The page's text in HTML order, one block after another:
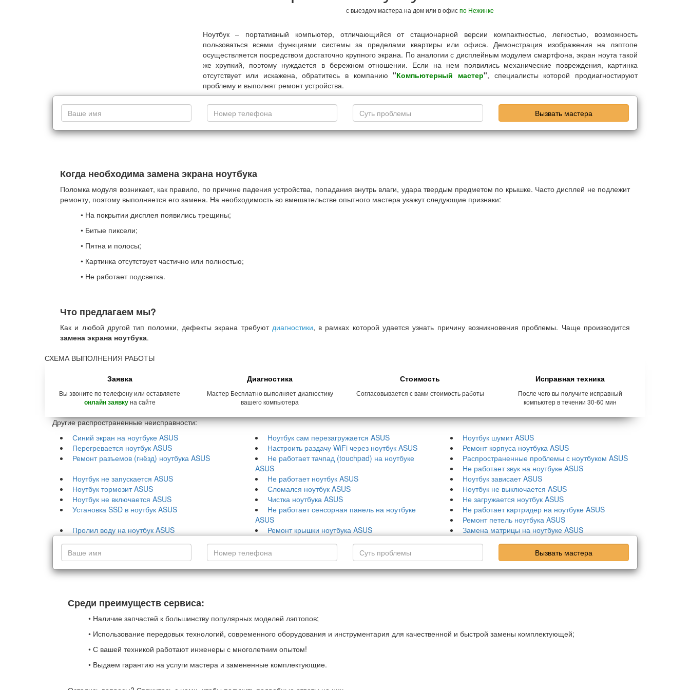
с выездом мастера на дом или в офиспо Нежинке
Ноутбук – портативный компьютер, отличающийся от стационарной версии компактностью, легкостью, возможность
пользоваться всеми функциями системы за пределами квартиры или офиса. Демонстрация изображения на лэптопе
осуществляется посредством достаточно крупного экрана. По аналогии с дисплейным модулем смартфона, экран ноута такой
же хрупкий, поэтому нуждается в бережном отношении. Если на нем появились механические повреждения, картинка
отсутствует или искажена, обратитесь в компанию"Компьютерный мастер", специалисты которой продиагностируют
проблему и выполнят ремонт устройства.
Вызвать мастера
Когда необходима замена экрана ноутбука
Поломка модуля возникает, как правило, по причине падения устройства, попадания внутрь влаги, удара твердым предметом по крышке. Часто дисплей не подлежит
ремонту, поэтому выполняется его замена. На необходимость во вмешательстве опытного мастера укажут следующие признаки:
• На покрытии дисплея появились трещины;
• Битые пиксели;
• Пятна и полосы;
• Картинка отсутствует частично или полностью;
• Не работает подсветка.
Что предлагаем мы?
Как и любой другой тип поломки, дефекты экрана требуют диагностики, в рамках которой удается узнать причину возникновения проблемы. Чаще производится
замена экрана ноутбука.
СХЕМА ВЫПОЛНЕНИЯ РАБОТЫ
Заявка
Вы звоните по телефону или оставляете
онлайн заявкуна сайте
Диагностика
Мастер Бесплатно выполняет диагностику
вашего компьютера
Стоимость
Согласовывается с вами стоимость работы
Исправная техника
После чего вы получите исправный
компьютер в течении 30-60 мин
Другие распространенные неисправности:
Синий экран на ноутбуке ASUS
Ноутбук сам перезагружается ASUS
Ноутбук шумит ASUS
Перегревается ноутбук ASUS
Настроить раздачу WiFi через ноутбук ASUS
Ремонт корпуса ноутбука ASUS
Ремонт разъемов (гнёзд) ноутбука ASUS
Не работает тачпад (touchpad) на ноутбуке
ASUS
Распространенные проблемы с ноутбуком ASUS
Не работает звук на ноутбуке ASUS
Ноутбук не запускается ASUS
Не работает ноутбук ASUS
Ноутбук зависает ASUS
Ноутбук тормозит ASUS
Сломался ноутбук ASUS
Ноутбук не выключается ASUS
Ноутбук не включается ASUS
Чистка ноутбука ASUS
Не загружается ноутбук ASUS
Установка SSD в ноутбук ASUS
Не работает сенсорная панель на ноутбуке
ASUS
Не работает картридер на ноутбуке ASUS
Ремонт петель ноутбука ASUS
Пролил воду на ноутбук ASUS
Ремонт крышки ноутбука ASUS Замена матрицы на ноутбуке ASUS
Вызвать мастера
Среди преимуществ сервиса:
• Наличие запчастей к большинству популярных моделей лэптопов;
• Использование передовых технологий, современного оборудования и инструментария для качественной и быстрой замены комплектующей;
• С вашей техникой работают инженеры с многолетним опытом!
• Выдаем гарантию на услуги мастера и замененные комплектующие.